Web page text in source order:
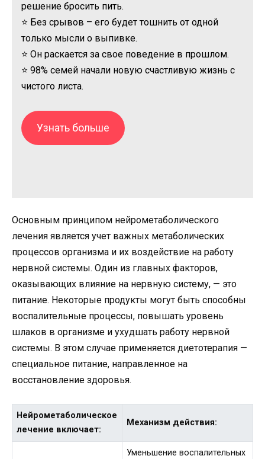
решение бросить пить.
⭐ Без срывов – его будет тошнить от одной
только мысли о выпивке.
⭐ Он раскается за свое поведение в прошлом.
⭐ 98% семей начали новую счастливую жизнь с
чистого листа.
Узнать больше
Основным принципом нейрометаболического
лечения является учет важных метаболических
процессов организма и их воздействие на работу
нервной системы. Один из главных факторов,
оказывающих влияние на нервную систему, — это
питание. Некоторые продукты могут быть способны
воспалительные процессы, повышать уровень
шлаков в организме и ухудшать работу нервной
системы. В этом случае применяется диетотерапия —
специальное питание, направленное на
восстановление здоровья.
Нейрометаболическое
лечение включает:
Механизм действия:
Уменьшение воспалительных